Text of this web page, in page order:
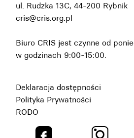
ul. Rudzka 13C, 44-200 Rybnik
cris@cris.org.pl
Biuro CRIS jest czynne od
w godzinach 9:00-15:00.
Deklaracja dostępności
Polityka Prywatności
RODO